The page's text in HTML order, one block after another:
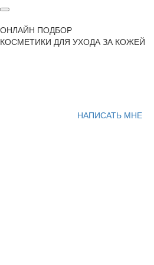
ОНЛАЙН ПОДБОР
КОСМЕТИКИ ДЛЯ УХОДА ЗА КОЖЕЙ
НАПИСАТЬ МНЕ